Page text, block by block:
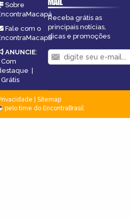
Sobre
Fale com o
ANUNCIE:
Com
Grátis
Receba grátis as
principais notícias,
dicas e promoções
Sitemap
pelo time do EncontraBrasil